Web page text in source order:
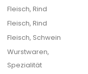
Fleisch, Rind
Fleisch, Rind
Fleisch, Schwein
Wurstwaren,
Spezialität